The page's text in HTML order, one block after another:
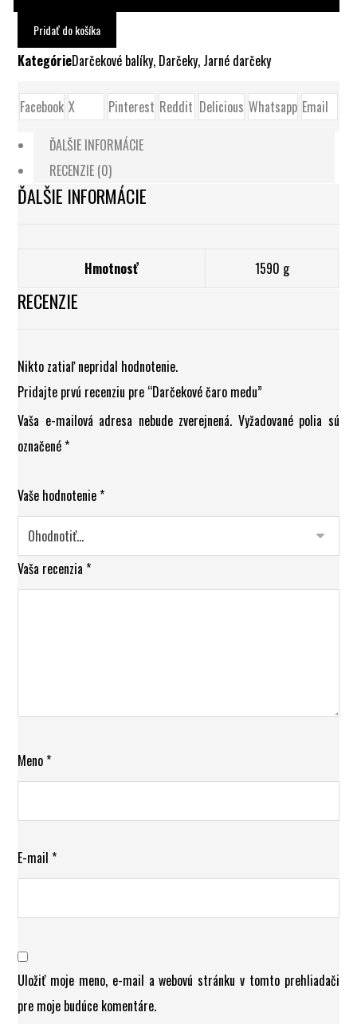
Pridať do košíka
KategórieDarčekové balíky, Darčeky, Jarné darčeky
Facebook X Pinterest Reddit Delicious Whatsapp Email
ĎALŠIE INFORMÁCIE
RECENZIE (0)
ĎALŠIE INFORMÁCIE
Hmotnosť 1590 g
RECENZIE
Nikto zatiaľ nepridal hodnotenie.
Pridajte prvú recenziu pre “Darčekové čaro medu”
Vaša e-mailová adresa nebude zverejnená. Vyžadované polia sú
označené*
Vaše hodnotenie*
Vaša recenzia*
Meno*
E-mail*
Uložiť moje meno, e-mail a webovú stránku v tomto prehliadači
pre moje budúce komentáre.